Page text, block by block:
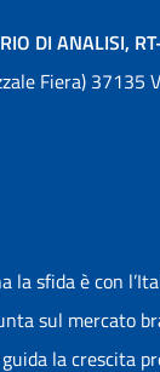
DI ANALISI,
Fiera) 37135
la sfida è con
sul mercato
la crescita